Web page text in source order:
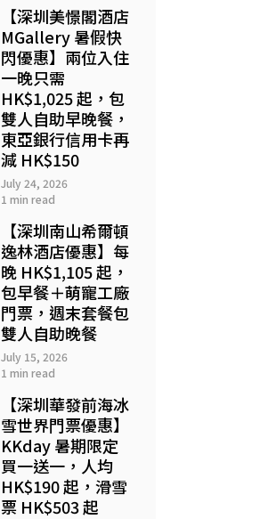
【深圳美憬閣酒店
MGallery 暑假快
閃優惠】兩位入住
一晚只需
HK$1,025 起，包
雙人自助早晚餐，
東亞銀行信用卡再
減 HK$150
July 24, 2026
1 min read
【深圳南山希爾頓
逸林酒店優惠】每
晚 HK$1,105 起，
包早餐＋萌寵工廠
門票，週末套餐包
雙人自助晚餐
July 15, 2026
1 min read
【深圳華發前海冰
雪世界門票優惠】
KKday 暑期限定
買一送一，人均
HK$190 起，滑雪
票 HK$503 起